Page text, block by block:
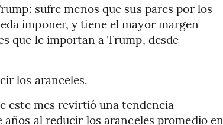
sufre menos que sus pares por los
imponer, y tiene el mayor margen
que le importan a Trump, desde
los aranceles.
este mes revirtió una tendencia
al reducir los aranceles promedio en